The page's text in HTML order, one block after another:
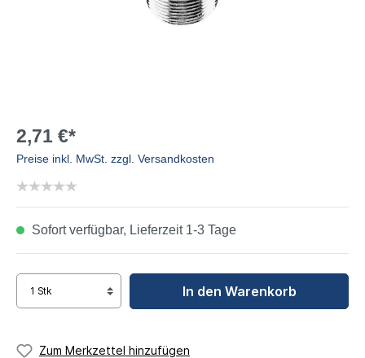
2,71 €*
Preise inkl. MwSt. zzgl. Versandkosten
Sofort verfügbar, Lieferzeit 1-3 Tage
In den Warenkorb
Zum Merkzettel hinzufügen